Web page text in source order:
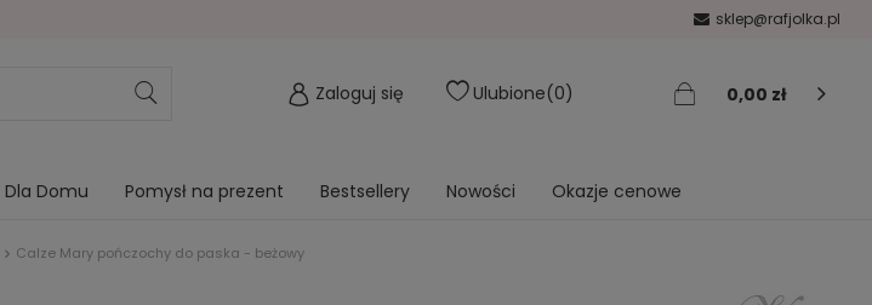
sklep@rafjolka.pl
Zaloguj się Ulubione 0 0,00 zł
Dla Domu Pomysł na prezent Bestsellery Nowości Okazje cenowe
Calze Mary pończochy do paska - beżowy